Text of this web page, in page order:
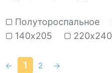
Полутороспальное
140х205
220х240
← 1 2
→